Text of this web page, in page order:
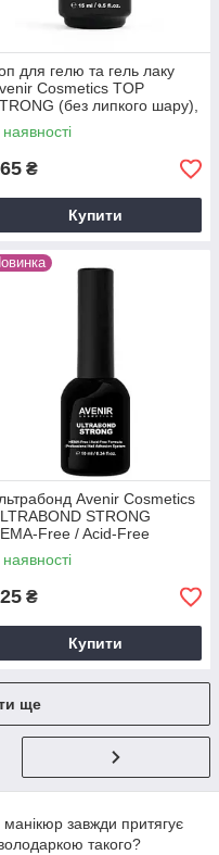
для гелю та гель лаку
Cosmetics TOP
(без липкого шару),
₴
Купити
Avenir Cosmetics
STRONG
Free / Acid-Free
Professional Nail
System, 10 мл
₴
Купити
ще
завжди притягує
такого?